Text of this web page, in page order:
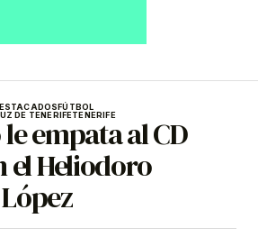
FÚTBOL
DE TENERIFETENERIFE
empata al CD
el Heliodoro